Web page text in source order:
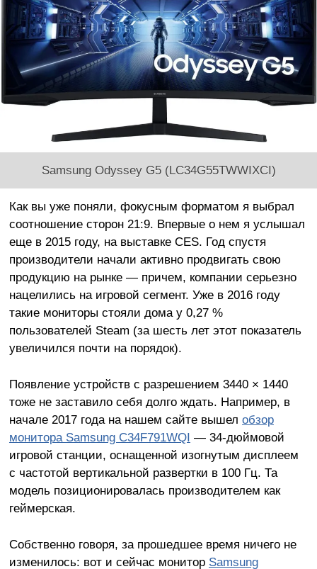
Samsung Odyssey G5 (LC34G55TWWIXCI)
Как вы уже поняли, фокусным форматом я выбрал
соотношение сторон 21:9. Впервые о нем я услышал
еще в 2015 году, на выставке CES. Год спустя
производители начали активно продвигать свою
продукцию на рынке — причем, компании серьезно
нацелились на игровой сегмент. Уже в 2016 году
такие мониторы стояли дома у 0,27 %
пользователей Steam (за шесть лет этот показатель
увеличился почти на порядок).
Появление устройств с разрешением 3440 × 1440
тоже не заставило себя долго ждать. Например, в
начале 2017 года на нашем сайте вышел обзор
монитора Samsung C34F791WQI — 34-дюймовой
игровой станции, оснащенной изогнутым дисплеем
с частотой вертикальной развертки в 100 Гц. Та
модель позиционировалась производителем как
геймерская.
Собственно говоря, за прошедшее время ничего не
изменилось: вот и сейчас монитор Samsung